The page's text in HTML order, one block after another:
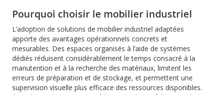
Pourquoi choisir le mobilier industriel
L’adoption de solutions de mobilier industriel adaptées
apporte des avantages opérationnels concrets et
mesurables. Des espaces organisés à l’aide de systèmes
dédiés réduisent considérablement le temps consacré à la
manutention et à la recherche des matériaux, limitent les
erreurs de préparation et de stockage, et permettent une
supervision visuelle plus efficace des ressources disponibles.